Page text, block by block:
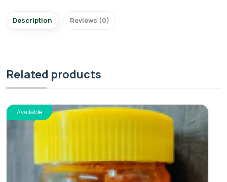
Description Reviews (0)
Related products
Available